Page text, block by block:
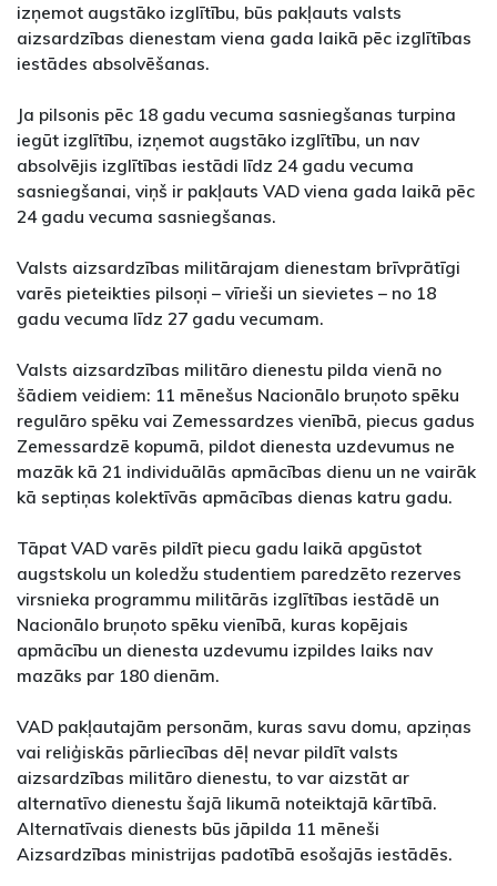
izņemot augstāko izglītību, būs pakļauts valsts
aizsardzības dienestam viena gada laikā pēc izglītības
iestādes absolvēšanas.
Ja pilsonis pēc 18 gadu vecuma sasniegšanas turpina
iegūt izglītību, izņemot augstāko izglītību, un nav
absolvējis izglītības iestādi līdz 24 gadu vecuma
sasniegšanai, viņš ir pakļauts VAD viena gada laikā pēc
24 gadu vecuma sasniegšanas.
Valsts aizsardzības militārajam dienestam brīvprātīgi
varēs pieteikties pilsoņi – vīrieši un sievietes – no 18
gadu vecuma līdz 27 gadu vecumam.
Valsts aizsardzības militāro dienestu pilda vienā no
šādiem veidiem: 11 mēnešus Nacionālo bruņoto spēku
regulāro spēku vai Zemessardzes vienībā, piecus gadus
Zemessardzē kopumā, pildot dienesta uzdevumus ne
mazāk kā 21 individuālās apmācības dienu un ne vairāk
kā septiņas kolektīvās apmācības dienas katru gadu.
Tāpat VAD varēs pildīt piecu gadu laikā apgūstot
augstskolu un koledžu studentiem paredzēto rezerves
virsnieka programmu militārās izglītības iestādē un
Nacionālo bruņoto spēku vienībā, kuras kopējais
apmācību un dienesta uzdevumu izpildes laiks nav
mazāks par 180 dienām.
VAD pakļautajām personām, kuras savu domu, apziņas
vai reliģiskās pārliecības dēļ nevar pildīt valsts
aizsardzības militāro dienestu, to var aizstāt ar
alternatīvo dienestu šajā likumā noteiktajā kārtībā.
Alternatīvais dienests būs jāpilda 11 mēneši
Aizsardzības ministrijas padotībā esošajās iestādēs.